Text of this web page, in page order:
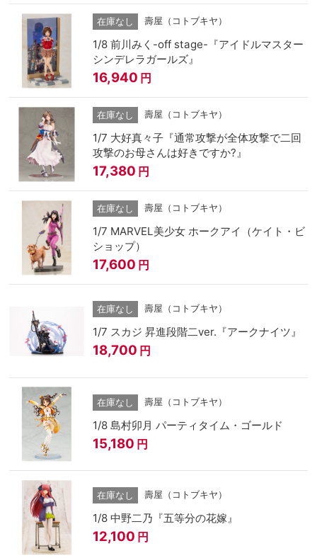
在庫なし 壽屋（コトブキヤ）
1/8 前川みく-off stage-『アイドルマスター
シンデレラガールズ』
16,940 円
在庫なし 壽屋（コトブキヤ）
1/7 大好真々子『通常攻撃が全体攻撃で二回
攻撃のお母さんは好きですか?』
17,380 円
在庫なし 壽屋（コトブキヤ）
1/7 MARVEL美少女 ホークアイ（ケイト・ビ
ショップ）
17,600 円
在庫なし 壽屋（コトブキヤ）
1/7 スカジ 昇進段階二ver.『アークナイツ』
18,700 円
在庫なし 壽屋（コトブキヤ）
1/8 島村卯月 パーティタイム・ゴールド
15,180 円
在庫なし 壽屋（コトブキヤ）
1/8 中野二乃『五等分の花嫁』
12,100 円